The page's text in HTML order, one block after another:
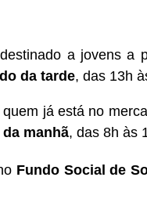
a jovens a
da tarde, das 13h
já está no
manhã, das 8h às
Fundo Social de